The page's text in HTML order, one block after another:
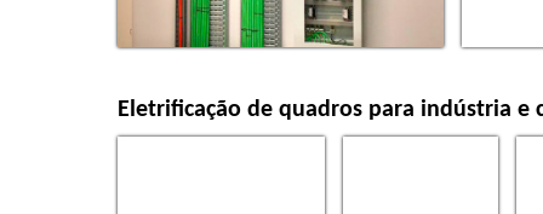
Eletrificação de quadros para indústria e